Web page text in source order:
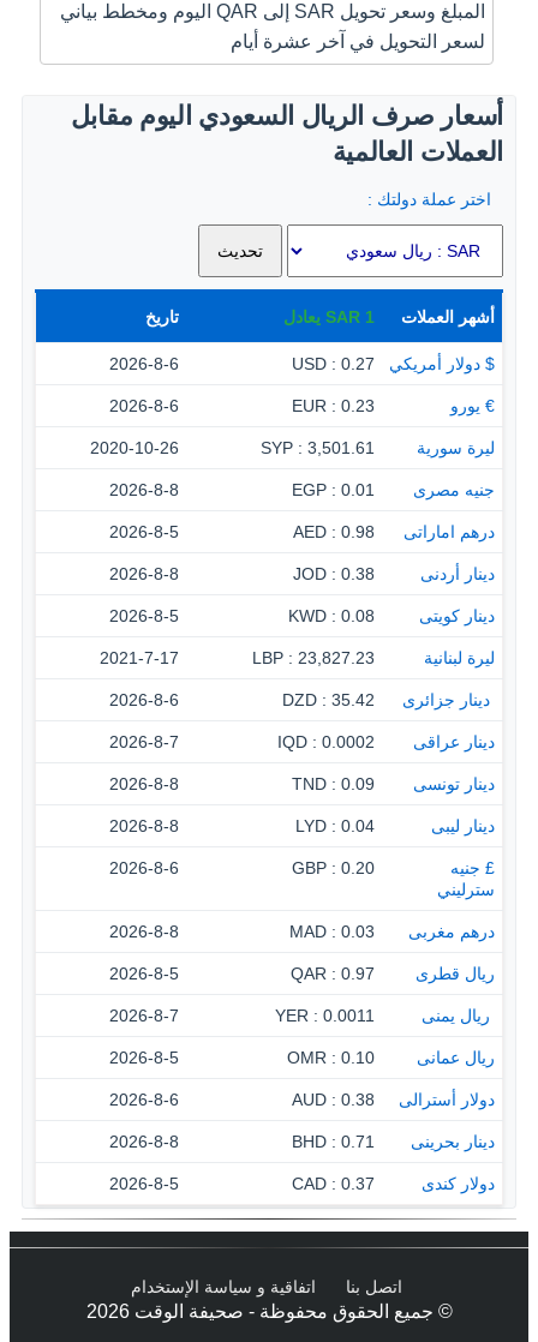
المبلغ وسعر تحويل SAR إلى QAR اليوم ومخطط بياني
لسعر التحويل في آخر عشرة أيام
أسعار صرف الريال السعودي اليوم مقابل
العملات العالمية
اختر عملة دولتك :
أشهر العملات 1
SAR يعادل تاريخ
$ دولار أمريكي 0.27 : USD
2026-8-6
€ يورو 0.23 : EUR
2026-8-6
ليرة سورية 3,501.61 : SYP
2020-10-26
جنيه مصرى 0.01 : EGP
2026-8-8
درهم اماراتى 0.98 : AED
2026-8-5
دينار أردنى 0.38 : JOD
2026-8-8
دينار كويتى 0.08 : KWD
2026-8-5
ليرة لبنانية 23,827.23 : LBP
2021-7-17
‏ دينار جزائرى 35.42 : DZD
2026-8-6
دينار عراقى 0.0002 : IQD
2026-8-7
دينار تونسى 0.09 : TND
2026-8-8
دينار ليبى 0.04 : LYD
2026-8-8
£ جنيه
سترليني
0.20 : GBP
2026-8-6
درهم مغربى 0.03 : MAD
2026-8-8
ريال قطرى 0.97 : QAR
2026-8-5
‏ ريال يمنى 0.0011 : YER
2026-8-7
ريال عمانى 0.10 : OMR
2026-8-5
دولار أسترالى 0.38 : AUD
2026-8-6
دينار بحرينى 0.71 : BHD
2026-8-8
دولار كندى 0.37 : CAD
2026-8-5
اتصل بنا اتفاقية و سياسة الإستخدام
© جميع الحقوق محفوظة - صحيفة الوقت 2026